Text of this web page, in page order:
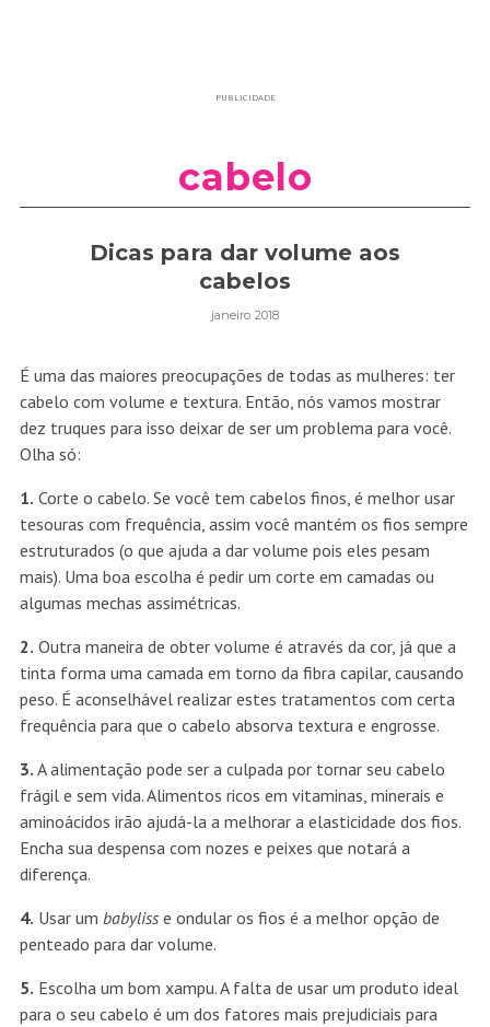
PUBLICIDADE
cabelo
Dicas para dar volume aos
cabelos
janeiro 2018
É uma das maiores preocupações de todas as mulheres: ter
cabelo com volume e textura. Então, nós vamos mostrar
dez truques para isso deixar de ser um problema para você.
Olha só:
1. Corte o cabelo. Se você tem cabelos finos, é melhor usar
tesouras com frequência, assim você mantém os fios sempre
estruturados (o que ajuda a dar volume pois eles pesam
mais). Uma boa escolha é pedir um corte em camadas ou
algumas mechas assimétricas.
2. Outra maneira de obter volume é através da cor, já que a
tinta forma uma camada em torno da fibra capilar, causando
peso. É aconselhável realizar estes tratamentos com certa
frequência para que o cabelo absorva textura e engrosse.
3. A alimentação pode ser a culpada por tornar seu cabelo
frágil e sem vida. Alimentos ricos em vitaminas, minerais e
aminoácidos irão ajudá-la a melhorar a elasticidade dos fios.
Encha sua despensa com nozes e peixes que notará a
diferença.
4. Usar um babylisse ondular os fios é a melhor opção de
penteado para dar volume.
5. Escolha um bom xampu. A falta de usar um produto ideal
para o seu cabelo é um dos fatores mais prejudiciais para